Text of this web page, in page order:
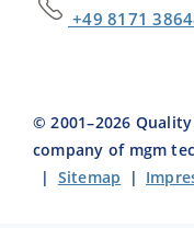
+49 8171
© 2001–2026 Quality
company of mgm
| Sitemap |